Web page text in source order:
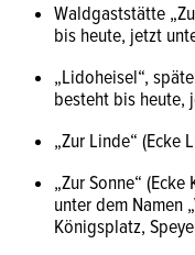
Waldgaststätte
bis heute, jetzt
„Lidoheisel“,
besteht bis heute,
„Zur Linde“ (Ecke
„Zur Sonne“
unter dem Namen
Königsplatz,